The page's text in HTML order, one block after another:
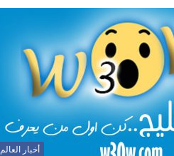
أخبار العالم